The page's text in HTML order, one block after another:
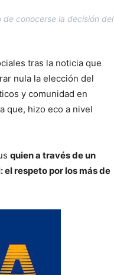
conocerse la decisión del
tras la noticia que
nula la elección del
y comunidad en
que, hizo eco a nivel
quien a través de un
respeto por los más de